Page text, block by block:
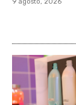
9 agosto, 2026